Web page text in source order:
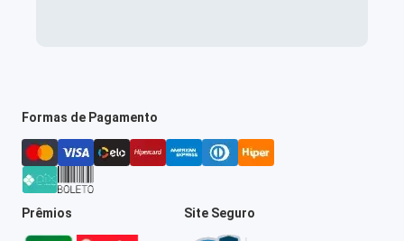
Formas de Pagamento
Prêmios Site Seguro